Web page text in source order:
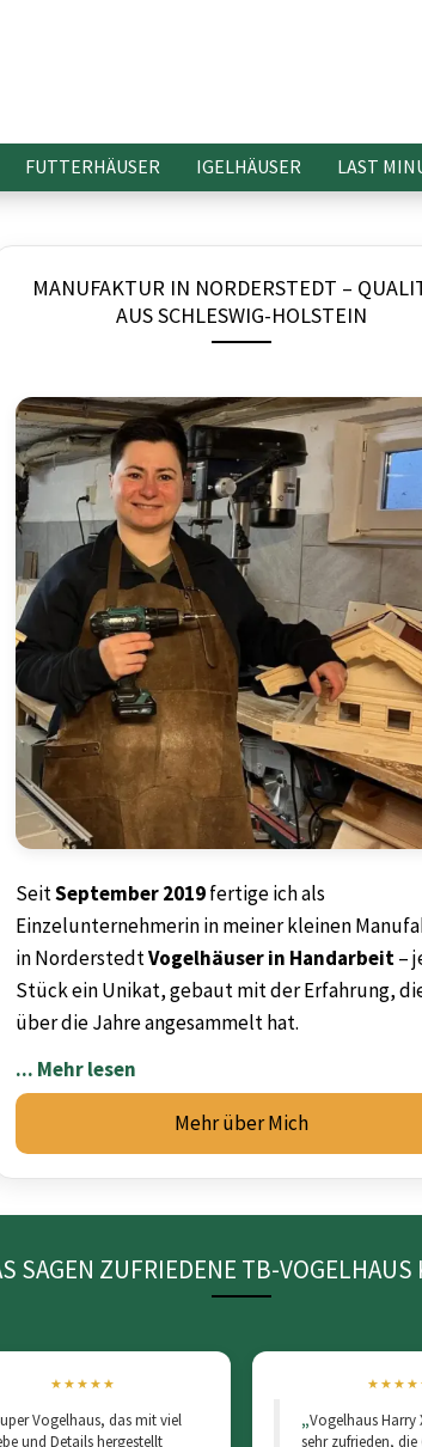
FUTTERHÄUSER IGELHÄUSER LAST
MANUFAKTUR IN NORDERSTEDT –
AUS SCHLESWIG-HOLSTEIN
SeitSeptember 2019fertige ich als
Einzelunternehmerin in meiner kleinen
in NorderstedtVogelhäuser in Handarbeit–
Stück ein Unikat, gebaut mit der Erfahrung,
über die Jahre angesammelt hat.
... Mehr lesen
Mehr über Mich
SAGEN ZUFRIEDENE TB-VOGELHAUS
★★★★★
5 Sternen
Vogelhaus, das mit viel
und Details hergestellt
5 von 5 Sternen
Vogelhaus Harry
sehr zufrieden,